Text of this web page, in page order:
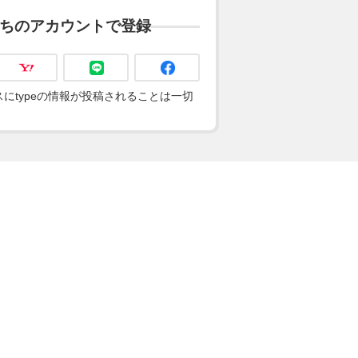
のアカウントで登録
typeの情報が投稿されることは一切